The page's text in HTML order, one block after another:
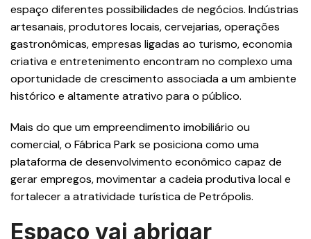
espaço diferentes possibilidades de negócios. Indústrias
artesanais, produtores locais, cervejarias, operações
gastronômicas, empresas ligadas ao turismo, economia
criativa e entretenimento encontram no complexo uma
oportunidade de crescimento associada a um ambiente
histórico e altamente atrativo para o público.
Mais do que um empreendimento imobiliário ou
comercial, o Fábrica Park se posiciona como uma
plataforma de desenvolvimento econômico capaz de
gerar empregos, movimentar a cadeia produtiva local e
fortalecer a atratividade turística de Petrópolis.
Espaço vai abrigar